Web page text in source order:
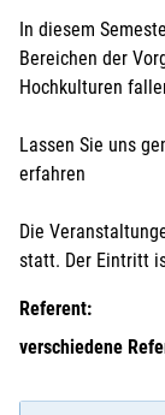
In diesem
Bereichen der
Hochkulturen
Lassen Sie uns
erfahren
Die
statt. Der Eintritt
Referent:
verschiedene